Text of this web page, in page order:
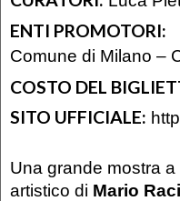
ENTI PROMOTORI:
Comune di Milano –
COSTO DEL
SITO UFFICIALE:
Una grande mostra
artistico di Mario